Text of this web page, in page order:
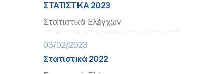
ΣΤΑΤΙΣΤΙΚΑ 2023
Στατιστικά Ελέγχων
03/02/2023
Στατιστικά 2022